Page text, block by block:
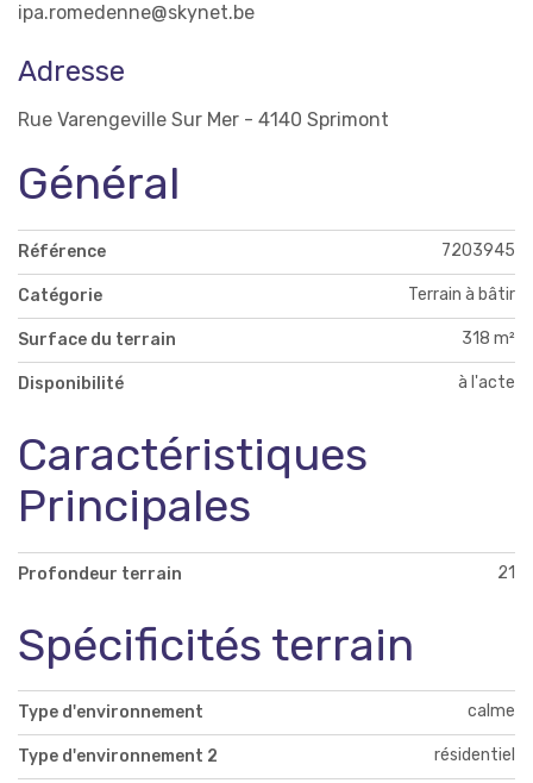
ipa.romedenne@skynet.be
Adresse
Rue Varengeville Sur Mer - 4140 Sprimont
Général
Référence 7203945
Catégorie Terrain à bâtir
Surface du terrain 318 m²
Disponibilité à l'acte
Caractéristiques
Principales
Profondeur terrain 21
Spécificités terrain
Type d'environnement calme
Type d'environnement 2 résidentiel